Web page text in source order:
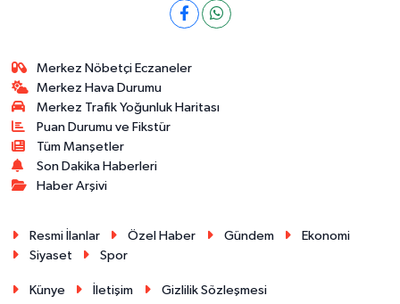
Merkez Nöbetçi Eczaneler
Merkez Hava Durumu
Merkez Trafik Yoğunluk Haritası
Puan Durumu ve Fikstür
Tüm Manşetler
Son Dakika Haberleri
Haber Arşivi
Resmi İlanlar Özel Haber Gündem
Ekonomi
Siyaset
Spor
Künye İletişim Gizlilik Sözleşmesi